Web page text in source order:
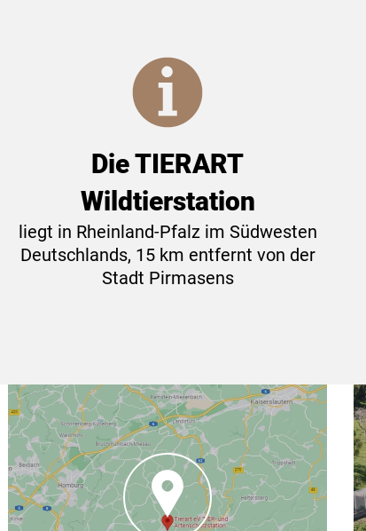
Die TIERART
Wildtierstation
liegt in Rheinland-Pfalz im Südwesten
Deutschlands, 15 km entfernt von der
Stadt Pirmasens
Wo Sie uns finden
TIERART gGmbH,
Tierartstraße 1,
66506 Maßweiler